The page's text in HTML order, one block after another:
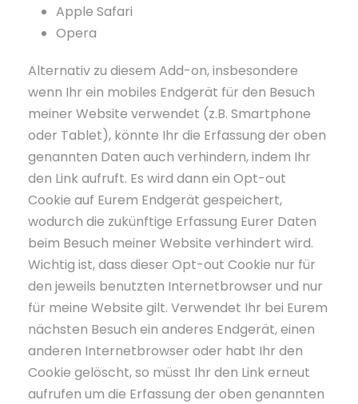
Apple Safari
Opera
Alternativ zu diesem Add-on, insbesondere
wenn Ihr ein mobiles Endgerät für den Besuch
meiner Website verwendet (z.B. Smartphone
oder Tablet), könnte Ihr die Erfassung der oben
genannten Daten auch verhindern, indem Ihr
den Link aufruft. Es wird dann ein Opt-out
Cookie auf Eurem Endgerät gespeichert,
wodurch die zukünftige Erfassung Eurer Daten
beim Besuch meiner Website verhindert wird.
Wichtig ist, dass dieser Opt-out Cookie nur für
den jeweils benutzten Internetbrowser und nur
für meine Website gilt. Verwendet Ihr bei Eurem
nächsten Besuch ein anderes Endgerät, einen
anderen Internetbrowser oder habt Ihr den
Cookie gelöscht, so müsst Ihr den Link erneut
aufrufen um die Erfassung der oben genannten